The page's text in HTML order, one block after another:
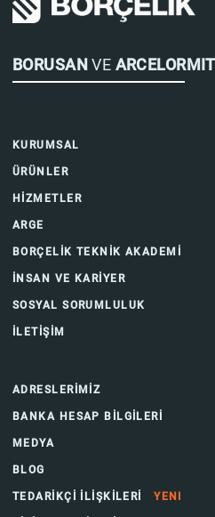
BORUSANVE
KURUMSAL
ÜRÜNLER
HİZMETLER
ARGE
BORÇELİK TEKNİK AKADEMİ
İNSAN VE KARİYER
SOSYAL SORUMLULUK
İLETİŞİM
ADRESLERİMİZ
BANKA HESAP BİLGİLERİ
MEDYA
BLOG
TEDARİKÇİ İLİŞKİLERİYENI